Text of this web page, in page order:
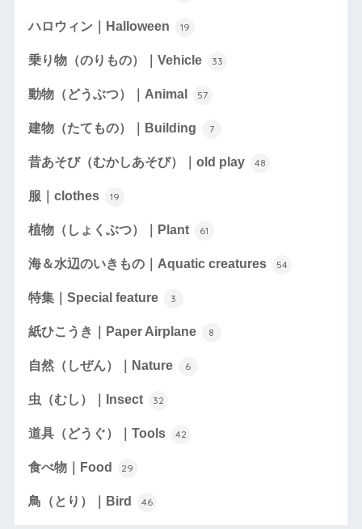
ハロウィン｜Halloween 19
乗り物（のりもの）｜Vehicle 33
動物（どうぶつ）｜Animal 57
建物（たてもの）｜Building 7
昔あそび（むかしあそび）｜old play 48
服｜clothes 19
植物（しょくぶつ）｜Plant 61
海＆水辺のいきもの｜Aquatic creatures 54
特集｜Special feature 3
紙ひこうき｜Paper Airplane 8
自然（しぜん）｜Nature 6
虫（むし）｜Insect 32
道具（どうぐ）｜Tools 42
食べ物｜Food 29
鳥（とり）｜Bird 46